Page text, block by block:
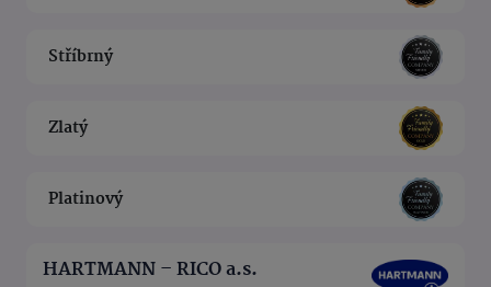
Stříbrný
Zlatý
Platinový
HARTMANN – RICO a.s.